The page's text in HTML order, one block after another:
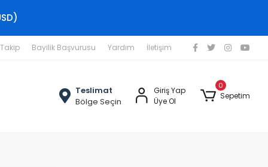
Bayilik Başvurusu Yardım İletişim
Teslimat
Bölge Seçin
Giriş Yap
Üye Ol
0
Sepetim